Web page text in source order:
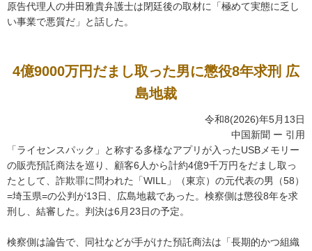
原告代理人の井田雅貴弁護士は閉廷後の取材に「極めて実態に乏し
い事業で悪質だ」と話した。
4億9000万円だまし取った男に懲役8年求刑 広
島地裁
令和8(2026)年5月13日
中国新聞 ー 引用
「ライセンスパック」と称する多様なアプリが入ったUSBメモリー
の販売預託商法を巡り、顧客6人から計約4億9千万円をだまし取っ
たとして、詐欺罪に問われた「WILL」（東京）の元代表の男（58）
=埼玉県=の公判が13日、広島地裁であった。検察側は懲役8年を求
刑し、結審した。判決は6月23日の予定。
検察側は論告で、同社などが手がけた預託商法は「長期的かつ組織